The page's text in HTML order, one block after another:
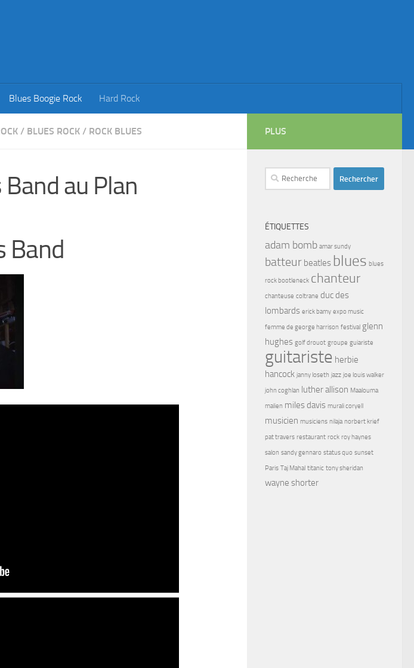
Blues Boogie Rock Hard Rock
/ BLUES ROCK / ROCK BLUES
au Plan
Band
PLUS
Rechercher :
ÉTIQUETTES
adam bomb amar sundy
batteur beatles blues blues
rock bootleneck chanteur
chanteuse coltrane duc des
lombards erick bamy expo music
femme de george harrison festival glenn
hughes golf drouot groupe guiariste
guitariste herbie
hancock janny loseth jazz joe louis walker
john coghlan luther allison Maalouma
malien miles davis murali coryell
musicien musiciens nilaja norbert krief
pat travers restaurant rock roy haynes
salon sandy gennaro status quo sunset
Paris Taj Mahal titanic tony sheridan
wayne shorter